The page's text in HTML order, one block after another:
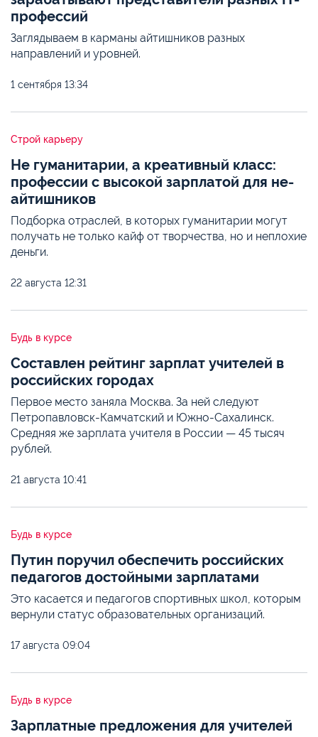
профессий
Заглядываем в карманы айтишников разных
направлений и уровней.
1 сентября 13:34
Строй карьеру
Не гуманитарии, а креативный класс:
профессии с высокой зарплатой для не-
айтишников
Подборка отраслей, в которых гуманитарии могут
получать не только кайф от творчества, но и неплохие
деньги.
22 августа 12:31
Будь в курсе
Составлен рейтинг зарплат учителей в
российских городах
Первое место заняла Москва. За ней следуют
Петропавловск-Камчатский и Южно-Сахалинск.
Средняя же зарплата учителя в России — 45 тысяч
рублей.
21 августа 10:41
Будь в курсе
Путин поручил обеспечить российских
педагогов достойными зарплатами
Это касается и педагогов спортивных школ, которым
вернули статус образовательных организаций.
17 августа 09:04
Будь в курсе
Зарплатные предложения для учителей